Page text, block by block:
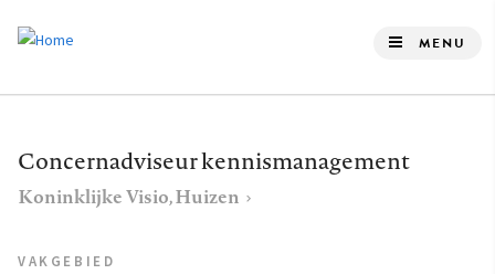
de
gaan
MENU
Concernadviseur kennismanagement
Koninklijke Visio, Huizen
VAKGEBIED